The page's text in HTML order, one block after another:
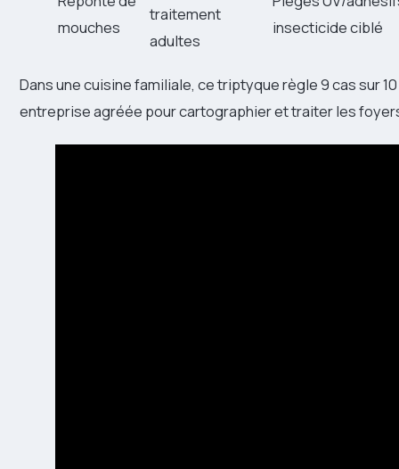
mouches
traitement
adultes
insecticide ciblé
Dans une cuisine familiale, ce triptyque règle 9 cas sur
entreprise agréée pour cartographier et traiter les